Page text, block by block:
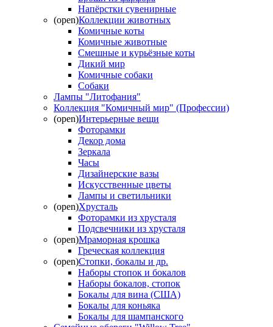
Напёрстки сувенирные
(open)Коллекции животных
Комичные коты
Комичные животные
Смешные и курьёзные коты
Дикий мир
Комичные собаки
Собаки
Лампы "Литофания"
Коллекция "Комичный мир" (Профессии)
(open)Интерьерные вещи
Фоторамки
Декор дома
Зеркала
Часы
Дизайнерские вазы
Искусственные цветы
Лампы и светильники
(open)Хрусталь
Фоторамки из хрусталя
Подсвечники из хрусталя
(open)Мраморная крошка
Греческая коллекция
(open)Стопки, бокалы и др.
Наборы стопок и бокалов
Наборы бокалов, стопок
Бокалы для вина (США)
Бокалы для коньяка
Бокалы для шампанского